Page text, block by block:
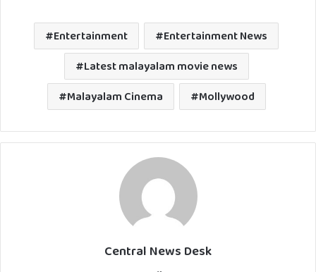
Entertainment
Entertainment News
Latest malayalam movie news
Malayalam Cinema
Mollywood
Central News Desk